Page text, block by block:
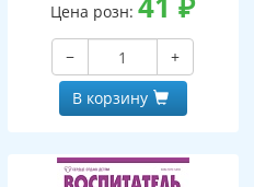
(серебряная фольга)
Цена розн:
−
+
В корзину